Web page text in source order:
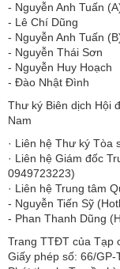
​​​​​​- Nguyễn Anh Tuấn
- Lê Chí Dũng
- Nguyễn Anh Tuấn
- Nguyễn Thái Sơn
- Nguyễn Huy Hoạch
- Đào Nhật Đình
Thư ký Biên dịch Hội
Nam
· Liên hệ Thư ký Tòa
· Liên hệ Giám đốc
0949723223)
· Liên hệ Trung tâm
- Nguyễn Tiến Sỹ
- Phan Thanh Dũng
Trang TTĐT của Tạp
Giấy phép số: 66/